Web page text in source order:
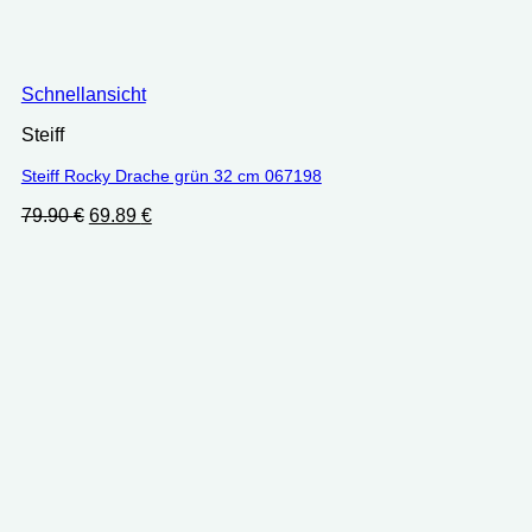
Schnellansicht
Steiff
Steiff Rocky Drache grün 32 cm 067198
79.90€ Ursprünglicher
69.89 €Aktueller